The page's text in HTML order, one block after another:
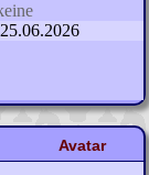
25.06.2026
Avatar